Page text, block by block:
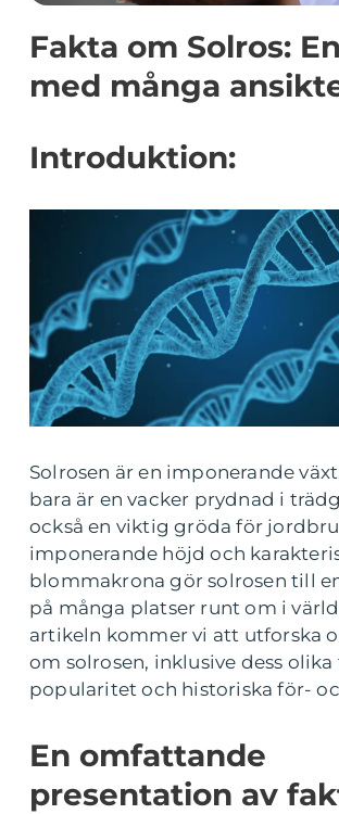
Fakta om Solros:
med många
Introduktion:
Solrosen är en imponerande
bara är en vacker prydnad i
också en viktig gröda för
imponerande höjd och
blommakrona gör solrosen till
på många platser runt om i
artikeln kommer vi att utforska
om solrosen, inklusive dess olika
popularitet och historiska för-
En omfattande
presentation av